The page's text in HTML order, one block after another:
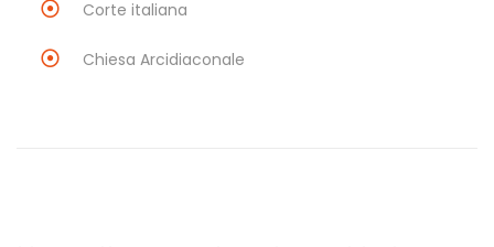
Corte italiana
Chiesa Arcidiaconale